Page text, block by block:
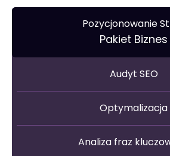
Pozycjonowanie
Pakiet Biznes
Audyt SEO
Optymalizacja
Analiza fraz